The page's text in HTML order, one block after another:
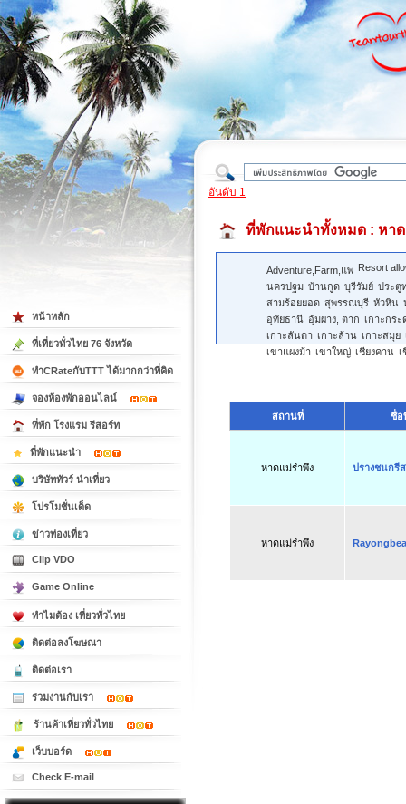
ต้
อันดับ 1
ที่พักแนะนำทั้งหมด : หา
Adventure,Farm,แพ Resort
นครปฐม บ้านกูด บุรีรัมย์ ประตู
สามร้อยยอด สุพรรณบุรี หัวหิน
อุทัยธานี อุ้มผาง, ตาก เกาะกร
เกาะลันตา เกาะล้าน เกาะสมุย
เขาแผงม้า เขาใหญ่ เชียงคาน
สถานที่ ชื่อ
หาดแม่รำพึง ปรางชนกรี
หาดแม่รำพึง
หน้าหลัก
ที่เที่ยวทั่วไทย 76 จังหวัด
ทำCRateกับTTT ได้มากกว่าที่คิด
จองห้องพักออนไลน์
ที่พัก โรงแรม รีสอร์ท
ที่พักแนะนำ
บริษัททัวร์ นำเที่ยว
โปรโมชั่นเด็ด
ข่าวท่องเที่ยว
Clip VDO
Game Online
ทำไมต้อง เที่ยวทั่วไทย
ติดต่อลงโฆษณา
ติดต่อเรา
ร่วมงานกับเรา
ร้านค้าเที่ยวทั่วไทย
เว็บบอร์ด
Check E-mail